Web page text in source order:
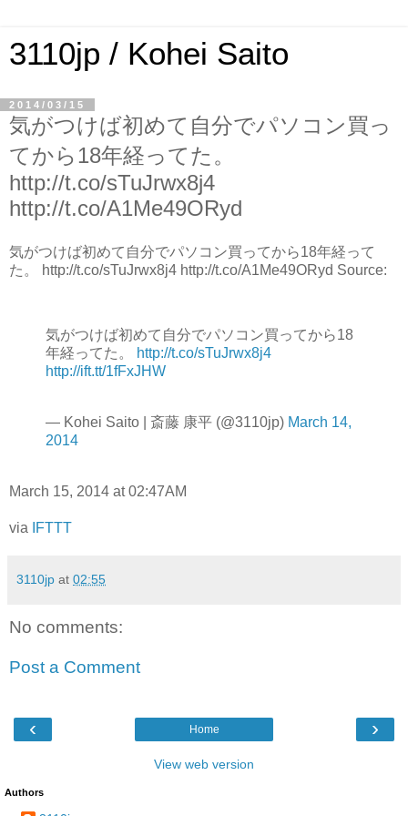
3110jp / Kohei Saito
2014/03/15
気がつけば初めて自分でパソコン買っ
てから18年経ってた。
http://t.co/sTuJrwx8j4
http://t.co/A1Me49ORyd
気がつけば初めて自分でパソコン買ってから18年経って
た。 http://t.co/sTuJrwx8j4 http://t.co/A1Me49ORyd Source:
気がつけば初めて自分でパソコン買ってから18
年経ってた。
http://t.co/sTuJrwx8j4
http://ift.tt/1fFxJHW
— Kohei Saito | 斎藤 康平 (@3110jp) March 14,
2014
March 15, 2014 at 02:47AM
via IFTTT
3110jp at 02:55
No comments:
Post a Comment
‹ ›
Home
View web version
Authors